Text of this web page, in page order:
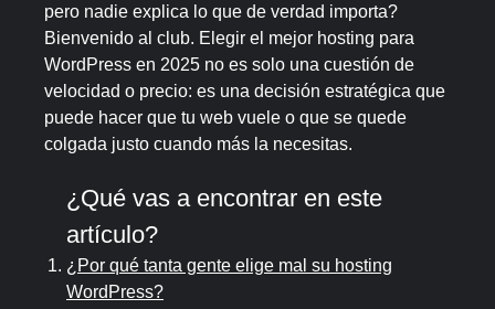
pero nadie explica lo que de verdad importa?
Bienvenido al club. Elegir el mejor hosting para
WordPress en 2025 no es solo una cuestión de
velocidad o precio: es una decisión estratégica que
puede hacer que tu web vuele o que se quede
colgada justo cuando más la necesitas.
¿Qué vas a encontrar en este
artículo?
¿Por qué tanta gente elige mal su hosting
WordPress?